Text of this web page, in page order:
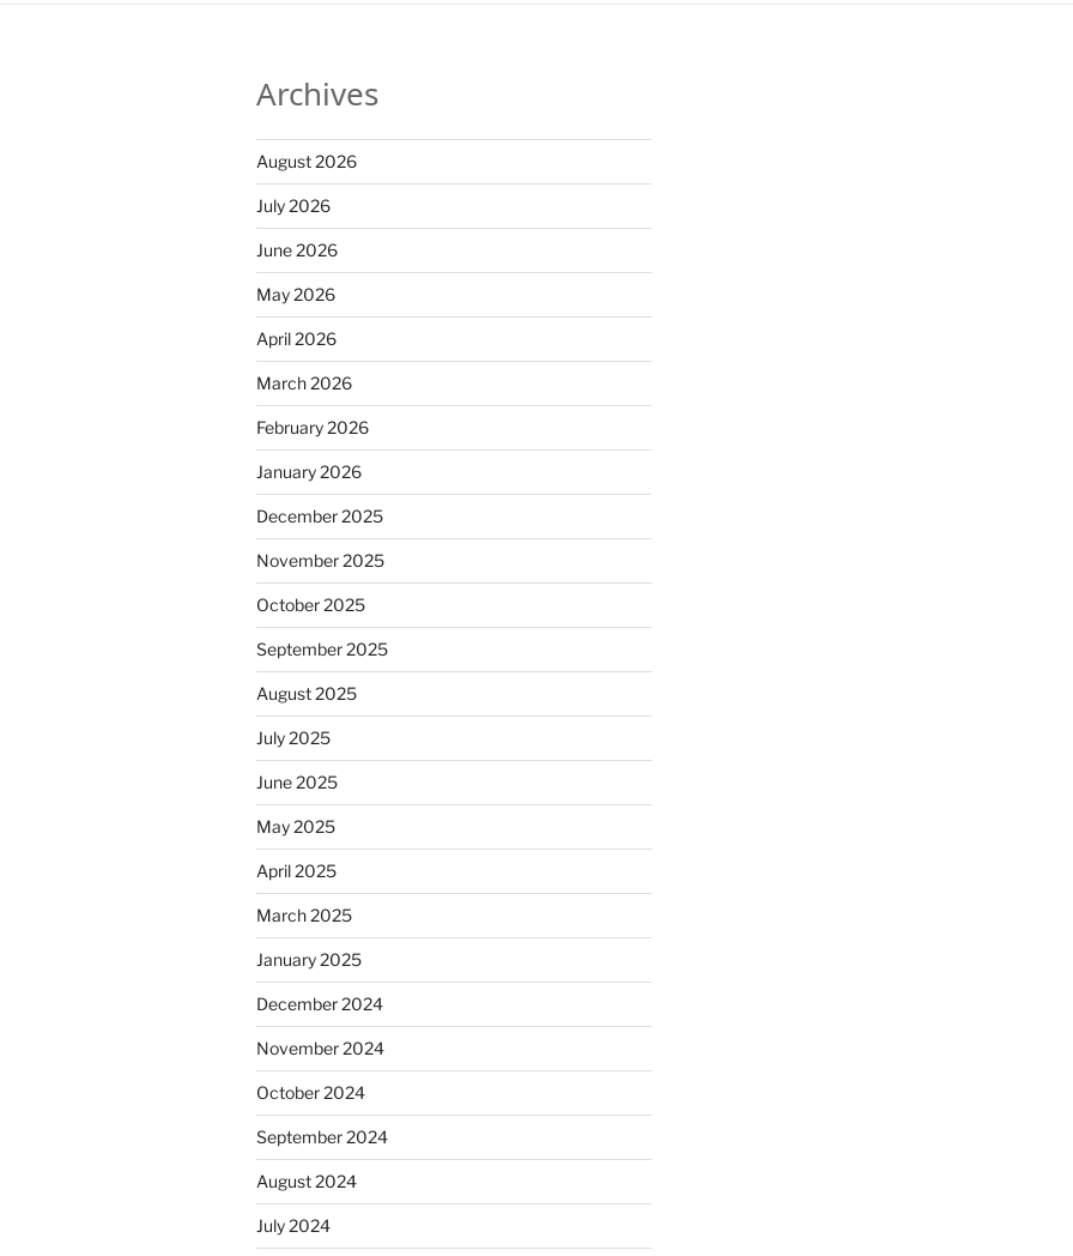
Archives
August 2026
July 2026
June 2026
May 2026
April 2026
March 2026
February 2026
January 2026
December 2025
November 2025
October 2025
September 2025
August 2025
July 2025
June 2025
May 2025
April 2025
March 2025
January 2025
December 2024
November 2024
October 2024
September 2024
August 2024
July 2024